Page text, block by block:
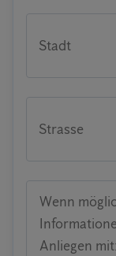
Stadt
Strasse
Wenn
Anliegen mit: